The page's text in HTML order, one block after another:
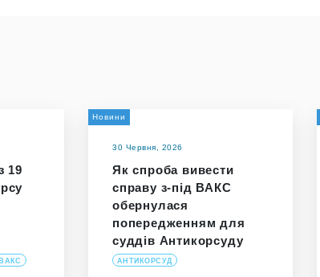
19
Новини
30 Червня, 2026
Як спроба вивести
справу з-під ВАКС
обернулася
попередженням для
суддів Антикорсуду
АНТИКОРСУД